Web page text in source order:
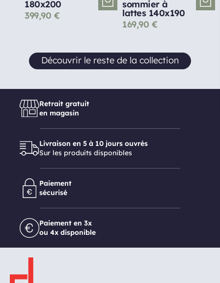
180x200
399,90 €
sommier à
lattes 140x190
169,90 €
Découvrir le reste de la collection
Retrait gratuit
en magasin
Livraison en 5 à 10 jours ouvrés
Sur les produits disponibles
Paiement
sécurisé
Paiement en 3x
ou 4x disponible